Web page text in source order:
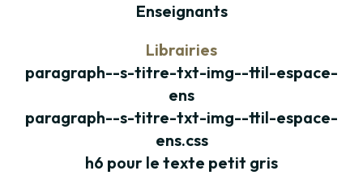
Enseignants
Librairies
paragraph--s-titre-txt-img--ttil-espace-
ens
paragraph--s-titre-txt-img--ttil-espace-
ens.css
h6 pour le texte petit gris